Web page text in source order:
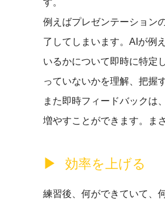
例えばプレゼンテーション
了してしまいます。AIが例
いるかについて即時に特定
っていないかを理解、把握
また即時フィードバックは
増やすことができます。ま
効率を上げる
練習後、何ができていて、